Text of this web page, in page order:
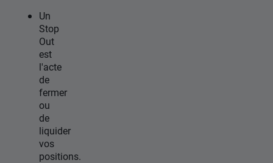
Un
Stop
Out
est
l'acte
de
fermer
ou
de
liquider
vos
positions.